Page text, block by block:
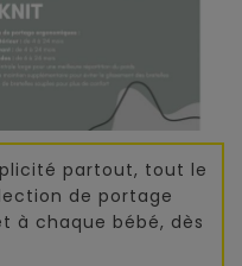
partout, tout le
de portage
à chaque bébé, dès